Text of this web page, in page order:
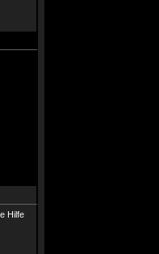
Hilfe